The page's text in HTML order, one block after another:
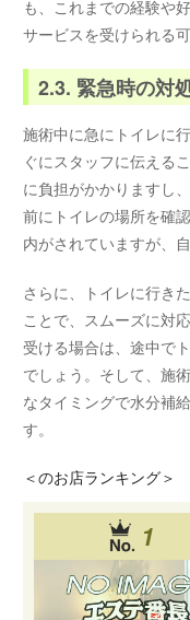
も、これまでの経験や
サービスを受けられる
2.3. 緊急時の対
施術中に急にトイレに
ぐにスタッフに伝える
に負担がかかりますし
前にトイレの場所を確
内がされていますが、
さらに、トイレに行き
ことで、スムーズに対
受ける場合は、途中で
でしょう。そして、施
なタイミングで水分補
す。
＜のお店ランキング＞
1